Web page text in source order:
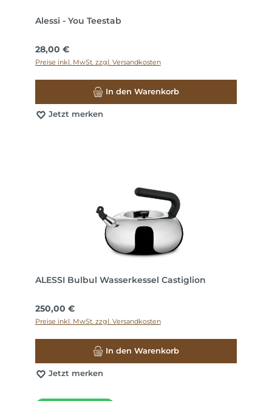
Alessi - You Teestab
Regulärer Preis:
28,00 €
Preise inkl. MwSt. zzgl. Versandkosten
In den Warenkorb
Jetzt merken
ALESSI Bulbul Wasserkessel Castiglion
Regulärer Preis:
250,00 €
Preise inkl. MwSt. zzgl. Versandkosten
In den Warenkorb
Jetzt merken